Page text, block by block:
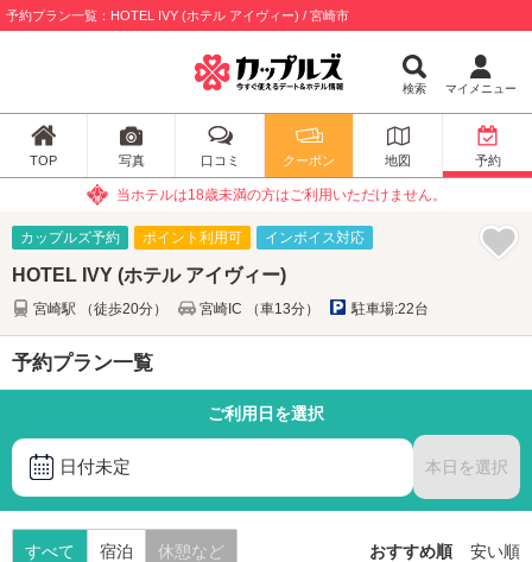
予約プラン一覧：HOTEL IVY (ホテル アイヴィー) / 宮崎市
検索 マイメニュー
TOP 写真 口コミ クーポン 地図 予約
当ホテルは18歳未満の方はご利用いただけません。
カップルズ予約 ポイント利用可 インボイス対応
HOTEL IVY (ホテル アイヴィー)
宮崎駅 （徒歩20分） 宮崎IC （車13分） 駐車場:22台
予約プラン一覧
ご利用日を選択
日付未定 本日を選択
すべて 宿泊 休憩など おすすめ順 安い順